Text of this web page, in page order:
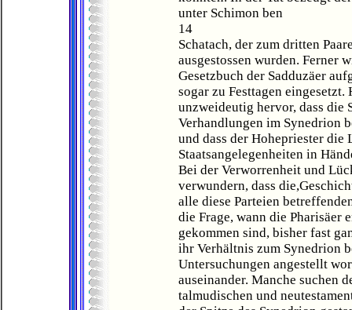
unter Schimon ben
14
Schatach, der zum dritten
ausgestossen wurden. Ferner
Gesetzbuch der Sadduzäer
sogar zu Festtagen eingesetzt.
unzweideutig hervor, dass die
Verhandlungen im Synedrion
und dass der Hohepriester
Staatsangelegenheiten in
Bei der Verworrenheit und
verwundern, dass
alle diese Parteien
die Frage, wann die Pharisäer
gekommen sind, bisher fast
ihr Verhältnis zum Synedrion
Untersuchungen angestellt
auseinander. Manche suchen
talmudischen und